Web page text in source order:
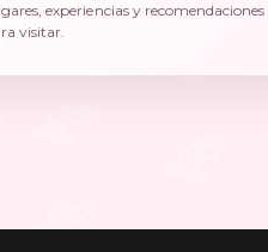
experiencias y recomendaciones
visitar.